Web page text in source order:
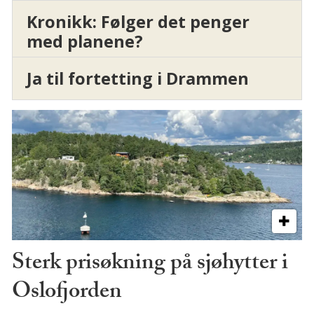
Kronikk: Følger det penger
med planene?
Ja til fortetting i Drammen
Sterk prisøkning på sjøhytter i
Oslofjorden